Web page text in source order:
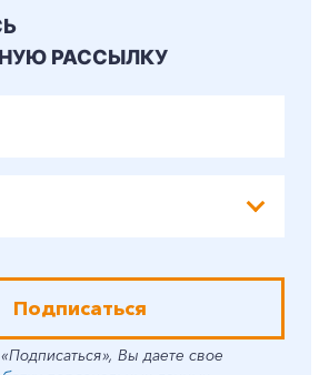
РАССЫЛКУ
Подписаться
Вы даете свое